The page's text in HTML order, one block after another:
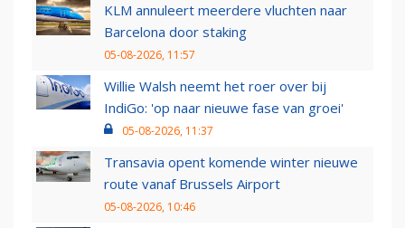
KLM annuleert meerdere vluchten naar
Barcelona door staking
05-08-2026, 11:57
Willie Walsh neemt het roer over bij
IndiGo: 'op naar nieuwe fase van groei'
05-08-2026, 11:37
Transavia opent komende winter nieuwe
route vanaf Brussels Airport
05-08-2026, 10:46